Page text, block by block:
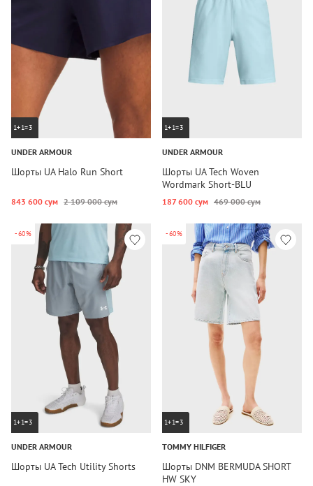
1+1=3
UNDER ARMOUR
Шорты UA Halo Run Short
843 600 сум 2 109 000 сум
1+1=3
UNDER ARMOUR
Шорты UA Tech Woven
Wordmark Short-BLU
187 600 сум 469 000 сум
-60%
1+1=3
UNDER ARMOUR
Шорты UA Tech Utility Shorts
-60%
1+1=3
TOMMY HILFIGER
Шорты DNM BERMUDA SHORT
HW SKY